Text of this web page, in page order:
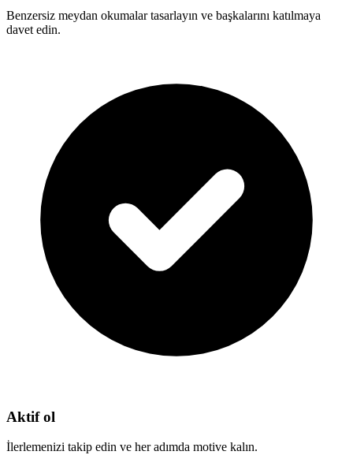
Benzersiz meydan okumalar tasarlayın ve başkalarını katılmaya
davet edin.
Aktif ol
İlerlemenizi takip edin ve her adımda motive kalın.